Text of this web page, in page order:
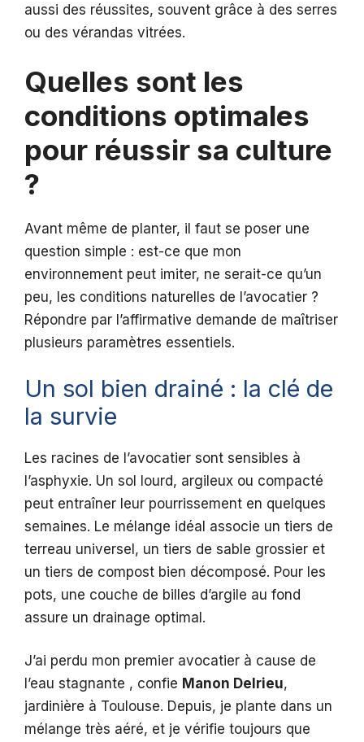
aussi des réussites, souvent grâce à des serres
ou des vérandas vitrées.
Quelles sont les
conditions optimales
pour réussir sa culture
?
Avant même de planter, il faut se poser une
question simple : est-ce que mon
environnement peut imiter, ne serait-ce qu’un
peu, les conditions naturelles de l’avocatier ?
Répondre par l’affirmative demande de maîtriser
plusieurs paramètres essentiels.
Un sol bien drainé : la clé de
la survie
Les racines de l’avocatier sont sensibles à
l’asphyxie. Un sol lourd, argileux ou compacté
peut entraîner leur pourrissement en quelques
semaines. Le mélange idéal associe un tiers de
terreau universel, un tiers de sable grossier et
un tiers de compost bien décomposé. Pour les
pots, une couche de billes d’argile au fond
assure un drainage optimal.
J’ai perdu mon premier avocatier à cause de
l’eau stagnante , confie Manon Delrieu,
jardinière à Toulouse. Depuis, je plante dans un
mélange très aéré, et je vérifie toujours que